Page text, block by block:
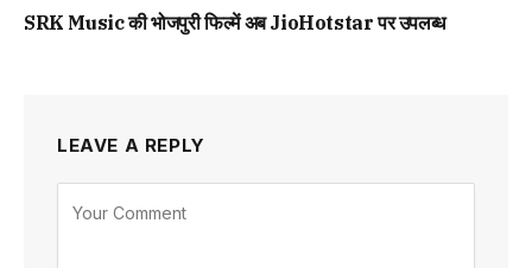
SRK Music की भोजपुरी फिल्में अब JioHotstar पर उपलब्ध
LEAVE A REPLY